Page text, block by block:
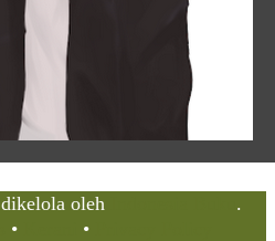
dikelola oleh
.
• •